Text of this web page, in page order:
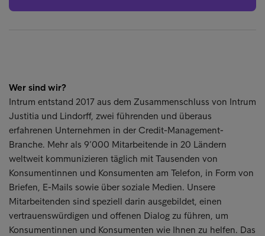
Wer sind wir?
Intrum entstand 2017 aus dem Zusammenschluss von Intrum
Justitia und Lindorff, zwei führenden und überaus
erfahrenen Unternehmen in der Credit-Management-
Branche. Mehr als 9’000 Mitarbeitende in 20 Ländern
weltweit kommunizieren täglich mit Tausenden von
Konsumentinnen und Konsumenten am Telefon, in Form von
Briefen, E-Mails sowie über soziale Medien. Unsere
Mitarbeitenden sind speziell darin ausgebildet, einen
vertrauenswürdigen und offenen Dialog zu führen, um
Konsumentinnen und Konsumenten wie Ihnen zu helfen. Das